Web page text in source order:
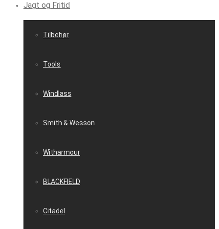
Jagt og Fritid
Tilbehør
Tools
Windlass
Smith & Wesson
Witharmour
BLACKFIELD
Citadel